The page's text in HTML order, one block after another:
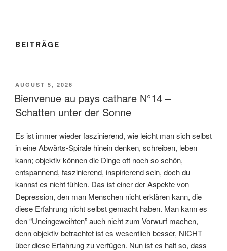
BEITRÄGE
VERÖFFENTLICHT
AM
AUGUST 5, 2026
Bienvenue au pays cathare N°14 –
Schatten unter der Sonne
Es ist immer wieder faszinierend, wie leicht man sich selbst
in eine Abwärts-Spirale hinein denken, schreiben, leben
kann; objektiv können die Dinge oft noch so schön,
entspannend, faszinierend, inspirierend sein, doch du
kannst es nicht fühlen. Das ist einer der Aspekte von
Depression, den man Menschen nicht erklären kann, die
diese Erfahrung nicht selbst gemacht haben. Man kann es
den “Uneingeweihten” auch nicht zum Vorwurf machen,
denn objektiv betrachtet ist es wesentlich besser, NICHT
über diese Erfahrung zu verfügen. Nun ist es halt so, dass